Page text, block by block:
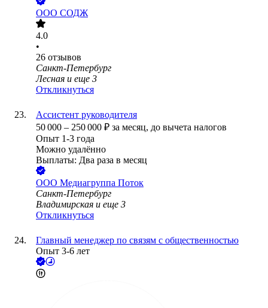
ООО СОДЖ
4.0
•
26 отзывов
Санкт-Петербург
Лесная и еще 3
Откликнуться
Ассистент руководителя
50 000 – 250 000 ₽ за месяц, до вычета налогов
Опыт 1-3 года
Можно удалённо
Выплаты: Два раза в месяц
ООО Медиагруппа Поток
Санкт-Петербург
Владимирская и еще 3
Откликнуться
Главный менеджер по связям с общественностью
Опыт 3-6 лет